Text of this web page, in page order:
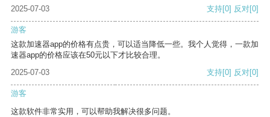
2025-07-03
支持[0] 反对[0]
游客
这款加速器app的价格有点贵，可以适当降低一些。我个人觉得，一款加
速器app的价格应该在50元以下才比较合理。
2025-07-03
支持[0] 反对[0]
游客
这款软件非常实用，可以帮助我解决很多问题。